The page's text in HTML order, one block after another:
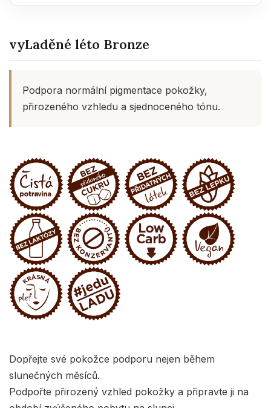
vyLaděné léto Bronze
Podpora normální pigmentace pokožky,
přirozeného vzhledu a sjednoceného tónu.
Dopřejte své pokožce podporu nejen během
slunečných měsíců.
Podpořte přirozený vzhled pokožky a připravte ji na